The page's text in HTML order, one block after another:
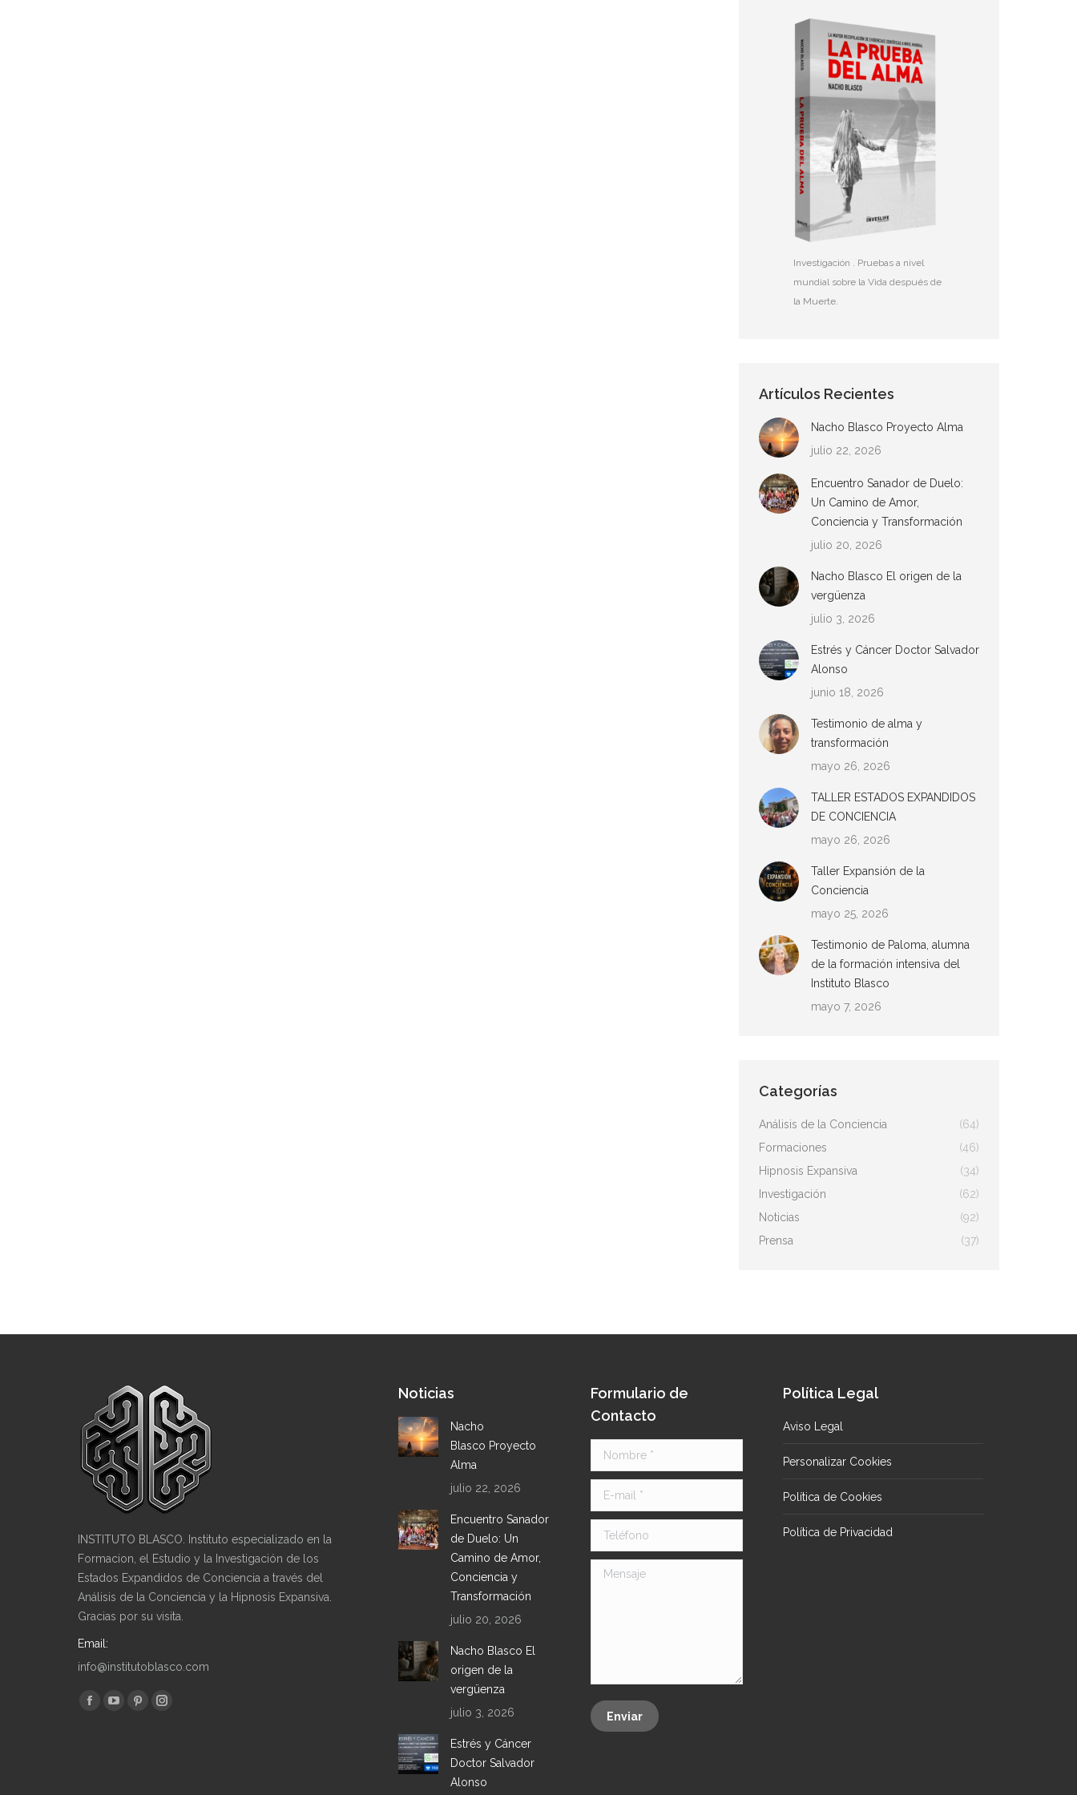
Investigación . Pruebas a nivel
mundial sobre la Vida después de
la Muerte.
Artículos Recientes
Nacho Blasco Proyecto Alma
julio 22, 2026
Encuentro Sanador de Duelo:
Un Camino de Amor,
Conciencia y Transformación
julio 20, 2026
Nacho Blasco El origen de la
vergüenza
julio 3, 2026
Estrés y Cáncer Doctor Salvador
Alonso
junio 18, 2026
Testimonio de alma y
transformación
mayo 26, 2026
TALLER ESTADOS EXPANDIDOS
DE CONCIENCIA
mayo 26, 2026
Taller Expansión de la
Conciencia
mayo 25, 2026
Testimonio de Paloma, alumna
de la formación intensiva del
Instituto Blasco
mayo 7, 2026
Categorías
Análisis de la Conciencia
(64)
Formaciones
(46)
Hipnosis Expansiva
(34)
Investigación
(62)
Noticias
(92)
Prensa
(37)
INSTITUTO BLASCO. Instituto especializado en la
Formacion, el Estudio y la Investigación de los
Estados Expandidos de Conciencia a través del
Análisis de la Conciencia y la Hipnosis Expansiva.
Gracias por su visita.
Email:
info@institutoblasco.com
Encuéntranos en:
FacebookYouTube
PinterestInstagram
Noticias
Nacho
Blasco Proyecto
Alma
julio 22, 2026
Encuentro Sanador
de Duelo: Un
Camino de Amor,
Conciencia y
Transformación
julio 20, 2026
Nacho Blasco El
origen de la
vergüenza
julio 3, 2026
Estrés y Cáncer
Doctor Salvador
Alonso
Formulario de
Contacto
Nombre *
E-mail *
Teléfono
Mensaje
Enviar
Política Legal
Aviso Legal
Personalizar Cookies
Política de Cookies
Política de Privacidad